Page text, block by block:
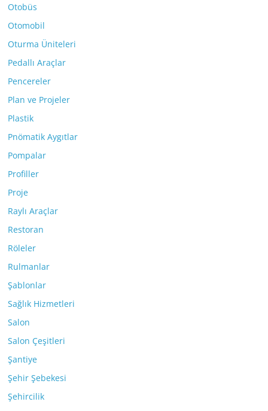
Otobüs
Otomobil
Oturma Üniteleri
Pedallı Araçlar
Pencereler
Plan ve Projeler
Plastik
Pnömatik Aygıtlar
Pompalar
Profiller
Proje
Raylı Araçlar
Restoran
Röleler
Rulmanlar
Şablonlar
Sağlık Hizmetleri
Salon
Salon Çeşitleri
Şantiye
Şehir Şebekesi
Şehircilik